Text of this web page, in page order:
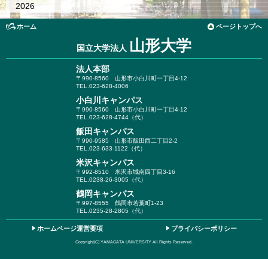
2026
ホーム ページトップへ
国立大学法人 山形大学
法人本部
〒990-8560 山形市小白川町一丁目4-12
TEL.023-628-4006
小白川キャンパス
〒990-8560 山形市小白川町一丁目4-12
TEL.023-628-4744（代）
飯田キャンパス
〒990-9585 山形市飯田西二丁目2-2
TEL.023-633-1122（代）
米沢キャンパス
〒992-8510 米沢市城南四丁目3-16
TEL.0238-26-3005（代）
鶴岡キャンパス
〒997-8555 鶴岡市若葉町1-23
TEL.0235-28-2805（代）
ホームページ運営要項 プライバシーポリシー
Copyright(C) YAMAGATA UNIVERSITY All Rights Reserved.